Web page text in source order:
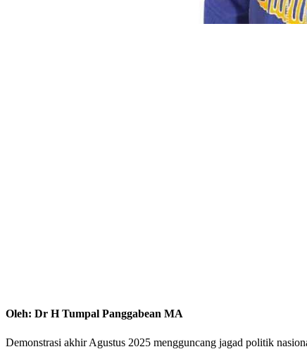
Oleh: Dr H Tumpal Panggabean MA
Demonstrasi akhir Agustus 2025 mengguncang jagad politik